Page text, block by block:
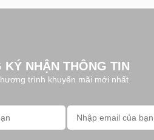
KÝ NHẬN THÔNG TIN
trình khuyến mãi mới nhất